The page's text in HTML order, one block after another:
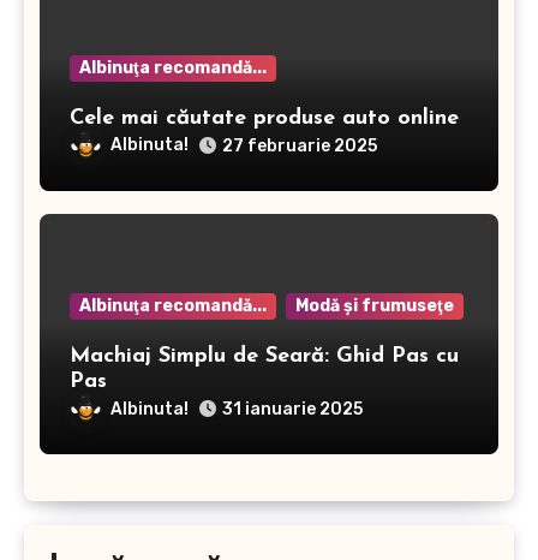
Albinuţa recomandă...
Cele mai căutate produse auto online
Albinuta! 27 februarie 2025
Albinuţa recomandă... Modă şi frumuseţe
Machiaj Simplu de Seară: Ghid Pas cu
Pas
Albinuta! 31 ianuarie 2025